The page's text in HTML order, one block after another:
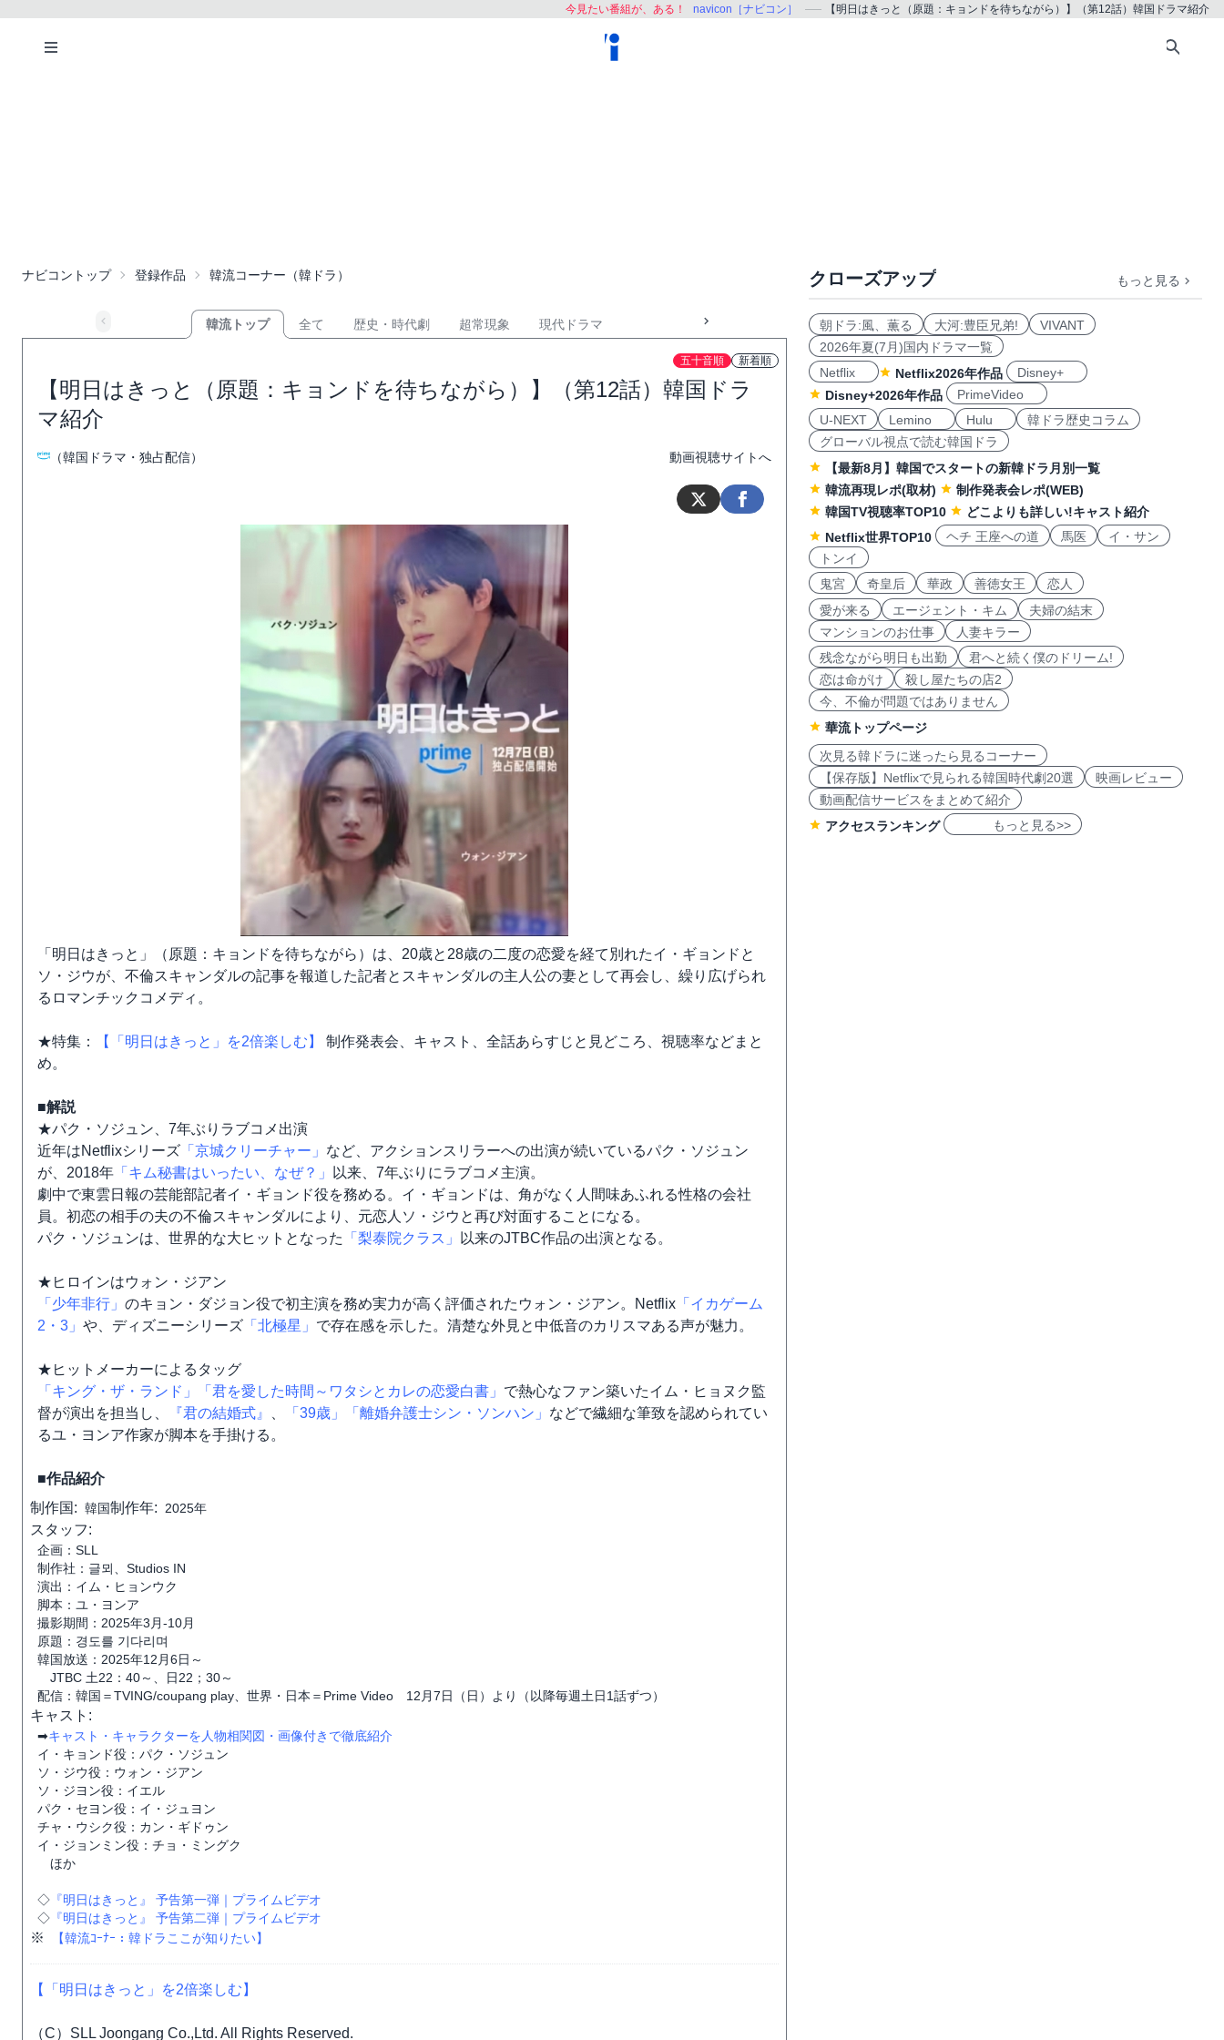
今見たい番組が、ある！ navicon［ナビコン］ 【明日はきっと（原題：キョンドを待ちながら）】（第12話）韓国ドラマ紹介
ナビコントップ 登録作品 韓流コーナー（韓ドラ）
韓流トップ 全て 歴史・時代劇 超常現象 現代ドラマ
五十音順 新着順
【明日はきっと（原題：キョンドを待ちながら）】（第12話）韓国ドラ
マ紹介
（韓国ドラマ・独占配信） 動画視聴サイトへ
「明日はきっと」（原題：キョンドを待ちながら）は、20歳と28歳の二度の恋愛を経て別れたイ・ギョンドと
ソ・ジウが、不倫スキャンダルの記事を報道した記者とスキャンダルの主人公の妻として再会し、繰り広げられ
るロマンチックコメディ。
★特集： 【「明日はきっと」を2倍楽しむ】
制作発表会、キャスト、全話あらすじと見どころ、視聴率などまと
め。
■解説
★パク・ソジュン、7年ぶりラブコメ出演
近年はNetflixシリーズ 「京城クリーチャー」 など、アクションスリラーへの出演が続いているパク・ソジュン
が、2018年 「キム秘書はいったい、なぜ？」
以来、7年ぶりにラブコメ主演。
劇中で東雲日報の芸能部記者イ・ギョンド役を務める。イ・ギョンドは、角がなく人間味あふれる性格の会社
員。初恋の相手の夫の不倫スキャンダルにより、元恋人ソ・ジウと再び対面することになる。
パク・ソジュンは、世界的な大ヒットとなった
「梨泰院クラス」 以来のJTBC作品の出演となる。
★ヒロインはウォン・ジアン
「少年非行」 のキョン・ダジョン役で初主演を務め実力が高く評価されたウォン・ジアン。Netflix 「イカゲーム
2・3」 や、ディズニーシリーズ 「北極星」 で存在感を示した。清楚な外見と中低音のカリスマある声が魅力。
★ヒットメーカーによるタッグ
「キング・ザ・ランド」
「君を愛した時間～ワタシとカレの恋愛白書」 で熱心なファン築いたイム・ヒョヌク監
督が演出を担当し、
『君の結婚式』 「39歳」 「離婚弁護士シン・ソンハン」 などで繊細な筆致を認められてい
るユ・ヨンア作家が脚本を手掛ける。
■作品紹介
制作国: 韓国制作年: 2025年
スタッフ:
企画：SLL
制作社：글뫼、Studios IN
演出：イム・ヒョンウク
脚本：ユ・ヨンア
撮影期間：2025年3月-10月
原題：경도를 기다리며
韓国放送：2025年12月6日～
JTBC 土22：40～、日22；30～
配信：韓国＝TVING/coupang play、世界・日本＝Prime Video 12月7日（日）より（以降毎週土日1話ずつ）
キャスト:
➡キャスト・キャラクターを人物相関図・画像付きで徹底紹介
イ・キョンド役：パク・ソジュン
ソ・ジウ役：ウォン・ジアン
ソ・ジヨン役：イエル
パク・セヨン役：イ・ジュヨン
チャ・ウシク役：カン・ギドゥン
イ・ジョンミン役：チョ・ミングク
ほか
◇ 『明日はきっと』 予告第一弾｜プライムビデオ
◇ 『明日はきっと』 予告第二弾｜プライムビデオ
※ 【韓流ｺｰﾅｰ：韓ドラここが知りたい】
【「明日はきっと」を2倍楽しむ】
（C）SLL Joongang Co.,Ltd. All Rights Reserved.
クローズアップ もっと見る
朝ドラ:風、薫る 大河:豊臣兄弟!
VIVANT
2026年夏(7月)国内ドラマ一覧
Netflix
Netflix2026年作品
Disney+
Disney+2026年作品
PrimeVideo
U-NEXT
Lemino Hulu
韓ドラ歴史コラム
グローバル視点で読む韓国ドラ
【最新8月】韓国でスタートの新韓ドラ月別一覧
韓流再現レポ(取材)
制作発表会レポ(WEB)
韓国TV視聴率TOP10
どこよりも詳しい!キャスト紹介
Netflix世界TOP10
ヘチ 王座への道 馬医
イ・サン
トンイ
鬼宮
奇皇后 華政 善徳女王
恋人
愛が来る
エージェント・キム
夫婦の結末
マンションのお仕事
人妻キラー
残念ながら明日も出勤
君へと続く僕のドリーム!
恋は命がけ
殺し屋たちの店2
今、不倫が問題ではありません
華流トップページ
次見る韓ドラに迷ったら見るコーナー
【保存版】Netflixで見られる韓国時代劇20選
映画レビュー
動画配信サービスをまとめて紹介
アクセスランキング
もっと見る>>